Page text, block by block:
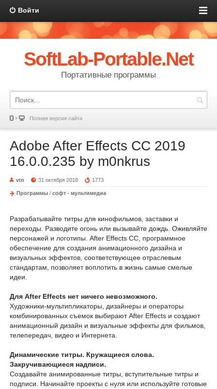
Войти
SoftLab-Portable.Net
Портативные программы
Полная версия сайта
Adobe After Effects CC 2019
16.0.0.235 by m0nkrus
vtn 31 октября 2018 1773
Программы / софт - мультимедиа
Разрабатывайте титры для кинофильмов, заставки и
переходы. Разводите огонь или вызывайте дождь. Оживляйте
персонажей и логотипы. After Effects CC, программное
обеспечение для создания анимационного дизайна и
визуальных эффектов, соответствующее отраслевым
стандартам, позволяет воплотить в жизнь самые смелые
идеи.
Для After Effects нет ничего невозможного.
Художники-мультипликаторы, дизайнеры и операторы
комбинированных съемок выбирают After Effects и создают
анимационный дизайн и визуальные эффекты для фильмов,
телепередач, видео и Интернета.
Динамические титры. Кружащиеся слова.
Закручивающиеся надписи.
Создавайте анимированные титры, вступительные титры и
подписи. Начинайте проекты с нуля или используйте готовые